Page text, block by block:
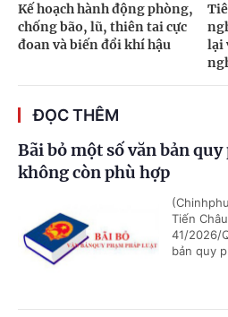
Kế hoạch hành động phòng,
chống bão, lũ, thiên tai cực
đoan và biến đổi khí hậu
lại
ĐỌC THÊM
Bãi bỏ một số văn bản
không còn phù hợp
Tiến
41/2026/
bản quy